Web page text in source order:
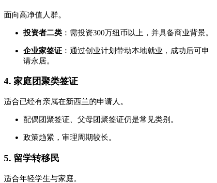
面向高净值人群。
投资者二类 ：需投资300万纽币以上，并具备商业背景。
企业家签证 ：通过创业计划带动本地就业，成功后可申
请永居。
4. 家庭团聚类签证
适合已经有亲属在新西兰的申请人。
配偶团聚签证、父母团聚签证仍是常见类别。
政策趋紧，审理周期较长。
5. 留学转移民
适合年轻学生与家庭。